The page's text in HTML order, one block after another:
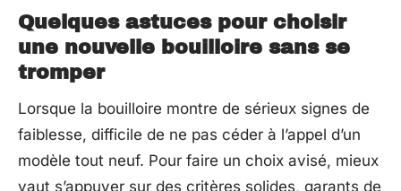
Quelques astuces pour choisir
une nouvelle bouilloire sans se
tromper
Lorsque la bouilloire montre de sérieux signes de
faiblesse, difficile de ne pas céder à l’appel d’un
modèle tout neuf. Pour faire un choix avisé, mieux
vaut s’appuyer sur des critères solides, garants de